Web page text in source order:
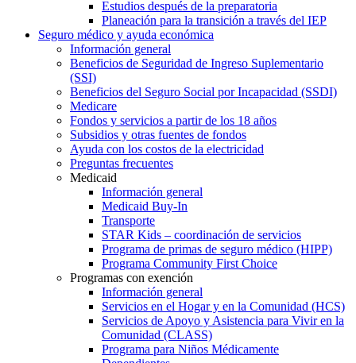
Estudios después de la preparatoria
Planeación para la transición a través del IEP
Seguro médico y ayuda económica
Información general
Beneficios de Seguridad de Ingreso Suplementario
(SSI)
Beneficios del Seguro Social por Incapacidad (SSDI)
Medicare
Fondos y servicios a partir de los 18 años
Subsidios y otras fuentes de fondos
Ayuda con los costos de la electricidad
Preguntas frecuentes
Medicaid
Información general
Medicaid Buy-In
Transporte
STAR Kids – coordinación de servicios
Programa de primas de seguro médico (HIPP)
Programa Community First Choice
Programas con exención
Información general
Servicios en el Hogar y en la Comunidad (HCS)
Servicios de Apoyo y Asistencia para Vivir en la
Comunidad (CLASS)
Programa para Niños Médicamente